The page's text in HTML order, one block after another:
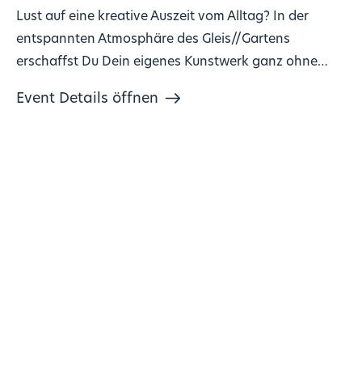
Lust auf eine kreative Auszeit vom Alltag? In der
entspannten Atmosphäre des Gleis//Gartens
erschaffst Du Dein eigenes Kunstwerk ganz ohne
Event Details öffnen